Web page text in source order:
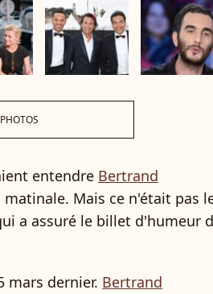
entendre Bertrand
Mais ce n'était pas
a assuré le billet d'humeur
mars dernier. Bertrand